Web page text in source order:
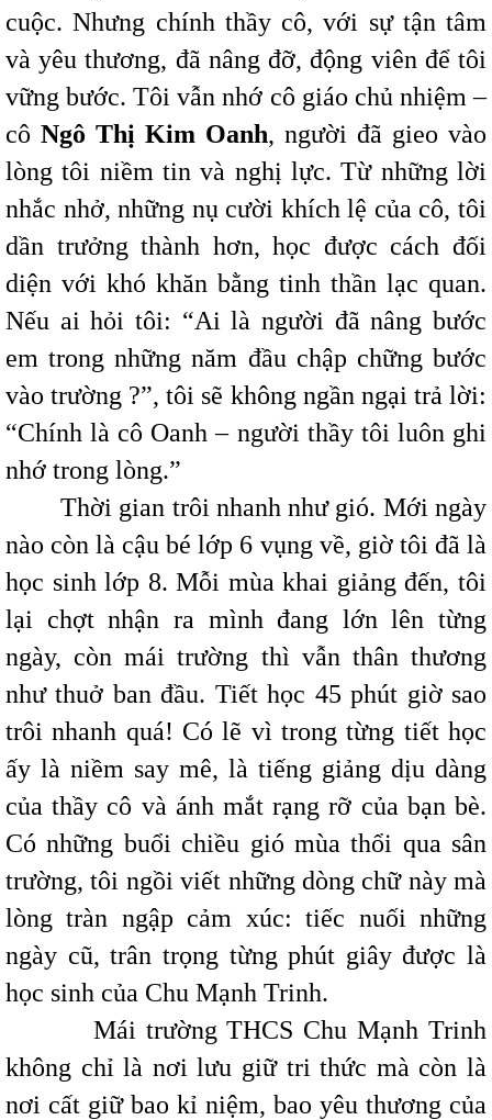
cuộc. Nhưng chính thầy cô, với sự tận tâm
và yêu thương, đã nâng đỡ, động viên để tôi
vững bước. Tôi vẫn nhớ cô giáo chủ nhiệm –
cô Ngô Thị Kim Oanh, người đã gieo vào
lòng tôi niềm tin và nghị lực. Từ những lời
nhắc nhở, những nụ cười khích lệ của cô, tôi
dần trưởng thành hơn, học được cách đối
diện với khó khăn bằng tinh thần lạc quan.
Nếu ai hỏi tôi: “Ai là người đã nâng bước
em trong những năm đầu chập chững bước
vào trường ?”, tôi sẽ không ngần ngại trả lời:
“Chính là cô Oanh – người thầy tôi luôn ghi
nhớ trong lòng.”
Thời gian trôi nhanh như gió. Mới ngày
nào còn là cậu bé lớp 6 vụng về, giờ tôi đã là
học sinh lớp 8. Mỗi mùa khai giảng đến, tôi
lại chợt nhận ra mình đang lớn lên từng
ngày, còn mái trường thì vẫn thân thương
như thuở ban đầu. Tiết học 45 phút giờ sao
trôi nhanh quá! Có lẽ vì trong từng tiết học
ấy là niềm say mê, là tiếng giảng dịu dàng
của thầy cô và ánh mắt rạng rỡ của bạn bè.
Có những buổi chiều gió mùa thổi qua sân
trường, tôi ngồi viết những dòng chữ này mà
lòng tràn ngập cảm xúc: tiếc nuối những
ngày cũ, trân trọng từng phút giây được là
học sinh của Chu Mạnh Trinh.
Mái trường THCS Chu Mạnh Trinh
không chỉ là nơi lưu giữ tri thức mà còn là
nơi cất giữ bao kỉ niệm, bao yêu thương của